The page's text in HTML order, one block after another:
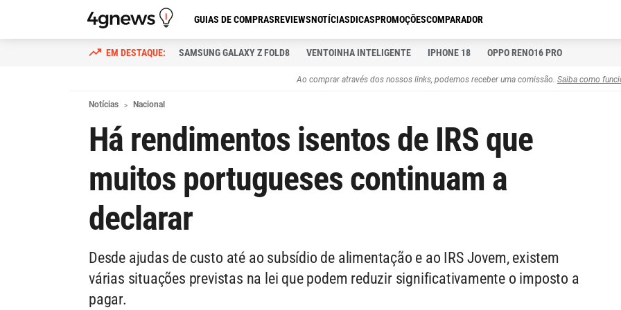
GUIAS DE COMPRASREVIEWSNOTÍCIASDICASPROMOÇÕESCOMPARADOR
SAMSUNG GALAXY Z FOLD8 VENTOINHA INTELIGENTE IPHONE 18 OPPO RENO16 PRO
Ao comprar através dos nossos links, podemos receber uma comissão. Saiba como
Notícias Nacional
Há rendimentos isentos de IRS que
muitos portugueses continuam a
declarar
Desde ajudas de custo até ao subsídio de alimentação e ao IRS Jovem, existem
várias situações previstas na lei que podem reduzir significativamente o imposto a
pagar.